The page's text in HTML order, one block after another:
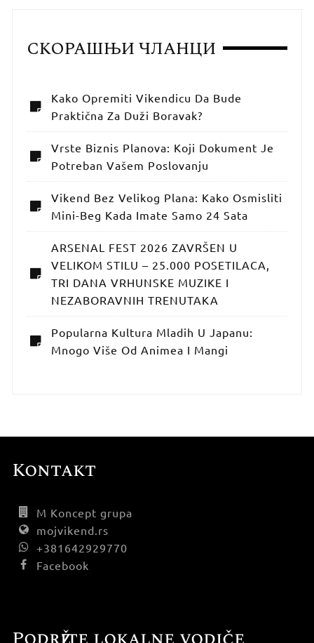
СКОРАШЊИ ЧЛАНЦИ
Kako Opremiti Vikendicu Da Bude
Praktična Za Duži Boravak?
Vrste Biznis Planova: Koji Dokument Je
Potreban Vašem Poslovanju
Vikend Bez Velikog Plana: Kako Osmisliti
Mini-Beg Kada Imate Samo 24 Sata
ARSENAL FEST 2026 ZAVRŠEN U
VELIKOM STILU – 25.000 POSETILACA,
TRI DANA VRHUNSKE MUZIKE I
NEZABORAVNIH TRENUTAKA
Popularna Kultura Mladih U Japanu:
Mnogo Više Od Animea I Mangi
Kontakt
M Koncept grupa
mojvikend.rs
+381642929770
Facebook